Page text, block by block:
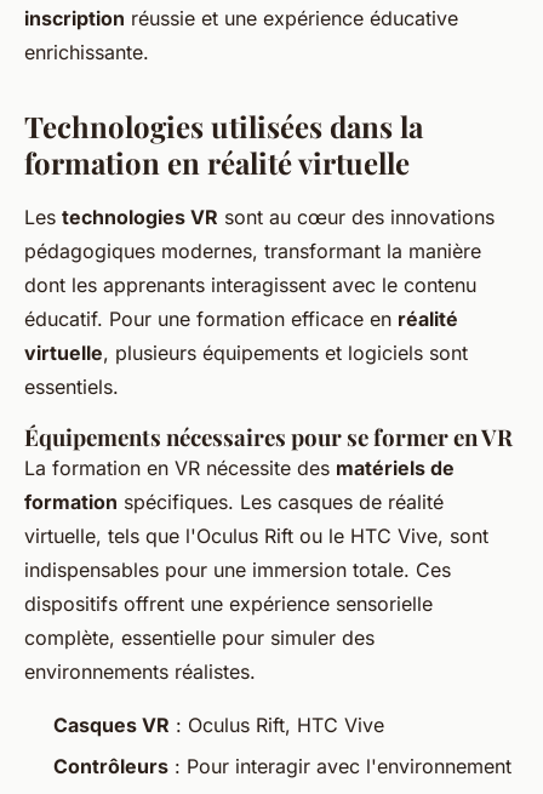
inscription réussie et une expérience éducative
enrichissante.
Technologies utilisées dans la
formation en réalité virtuelle
Les technologies VR sont au cœur des innovations
pédagogiques modernes, transformant la manière
dont les apprenants interagissent avec le contenu
éducatif. Pour une formation efficace en réalité
virtuelle, plusieurs équipements et logiciels sont
essentiels.
Équipements nécessaires pour se former en VR
La formation en VR nécessite des matériels de
formation spécifiques. Les casques de réalité
virtuelle, tels que l'Oculus Rift ou le HTC Vive, sont
indispensables pour une immersion totale. Ces
dispositifs offrent une expérience sensorielle
complète, essentielle pour simuler des
environnements réalistes.
Casques VR : Oculus Rift, HTC Vive
Contrôleurs : Pour interagir avec l'environnement